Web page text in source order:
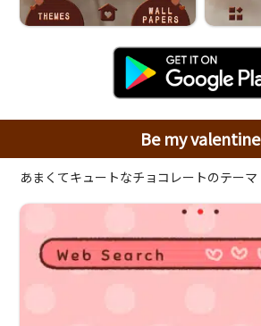
Be my valentine
あまくてキュートなチョコレートのテーマ